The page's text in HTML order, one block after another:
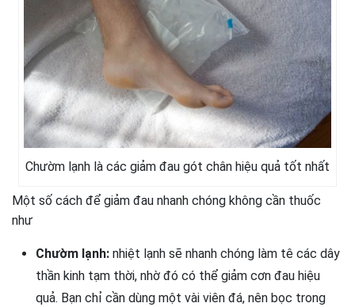
Chườm lạnh là các giảm đau gót chân hiệu quả tốt nhất
Một số cách để giảm đau nhanh chóng không cần thuốc
như
Chườm lạnh: nhiệt lạnh sẽ nhanh chóng làm tê các dây
thần kinh tạm thời, nhờ đó có thể giảm cơn đau hiệu
quả. Bạn chỉ cần dùng một vài viên đá, nên bọc trong